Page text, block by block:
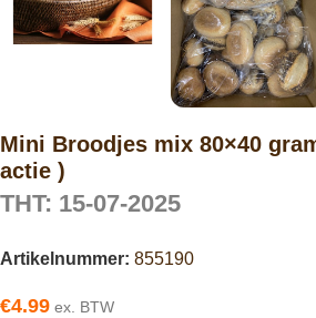
Mini Broodjes mix 80×40
actie )
THT: 15-07-2025
Artikelnummer: 855190
€4.99 ex. BTW